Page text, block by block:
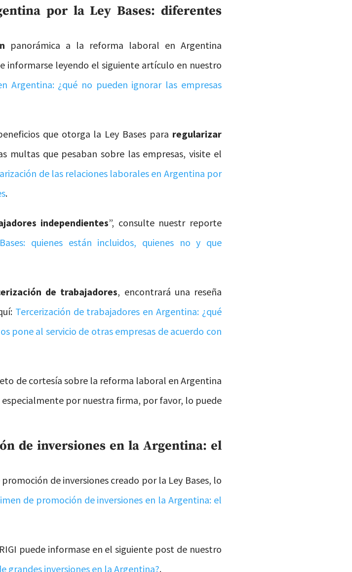
por la Ley Bases: diferentes
panorámica a la reforma laboral en Argentina
informarse leyendo el siguiente artículo en nuestro
Argentina: ¿qué no pueden ignorar las empresas
que otorga la Ley Bases para regularizar
multas que pesaban sobre las empresas, visite el
de las relaciones laborales en Argentina por
.
independientes”, consulte nuestr reporte
quienes están incluidos, quienes no y que
de trabajadores, encontrará una reseña
Tercerización de trabajadores en Argentina: ¿qué
pone al servicio de otras empresas de acuerdo con
de cortesía sobre la reforma laboral en Argentina
por nuestra firma, por favor, lo puede
de inversiones en la Argentina: el
de inversiones creado por la Ley Bases, lo
de promoción de inversiones en la Argentina: el
puede informase en el siguiente post de nuestro
grandes inversiones en la Argentina?.